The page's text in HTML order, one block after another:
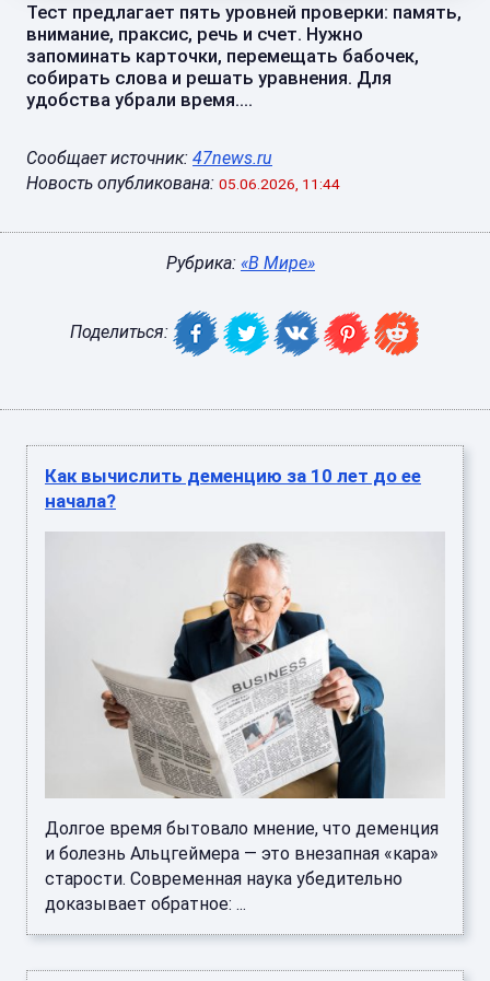
Тест предлагает пять уровней проверки: память,
внимание, праксис, речь и счет. Нужно
запоминать карточки, перемещать бабочек,
собирать слова и решать уравнения. Для
удобства убрали время....
Сообщает источник: 47news.ru
Новость опубликована: 05.06.2026, 11:44
Рубрика: «В Мире»
Поделиться:
Как вычислить деменцию за 10 лет до ее
начала?
Долгое время бытовало мнение, что деменция
и болезнь Альцгеймера — это внезапная «кара»
старости. Современная наука убедительно
доказывает обратное: ...